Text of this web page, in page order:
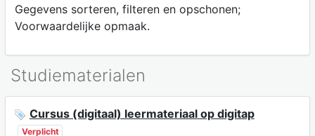
Gegevens sorteren, filteren en opschonen;
Voorwaardelijke opmaak.
Studiematerialen
Cursus (digitaal) leermateriaal op digitap
Verplicht